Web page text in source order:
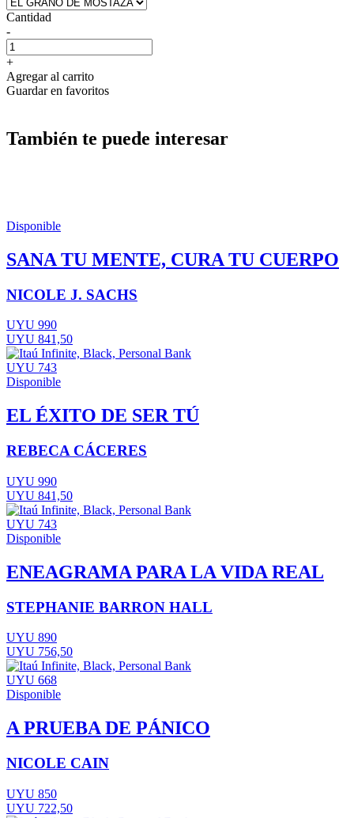
Cantidad
-
+
Agregar al carrito
Guardar en favoritos
También te puede interesar
Disponible
SANA TU MENTE, CURA TU CUERPO
NICOLE J. SACHS
UYU 990
UYU 841,50
UYU 743
Disponible
EL ÉXITO DE SER TÚ
REBECA CÁCERES
UYU 990
UYU 841,50
UYU 743
Disponible
ENEAGRAMA PARA LA VIDA REAL
STEPHANIE BARRON HALL
UYU 890
UYU 756,50
UYU 668
Disponible
A PRUEBA DE PÁNICO
NICOLE CAIN
UYU 850
UYU 722,50